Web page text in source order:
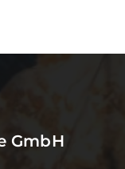
GmbH